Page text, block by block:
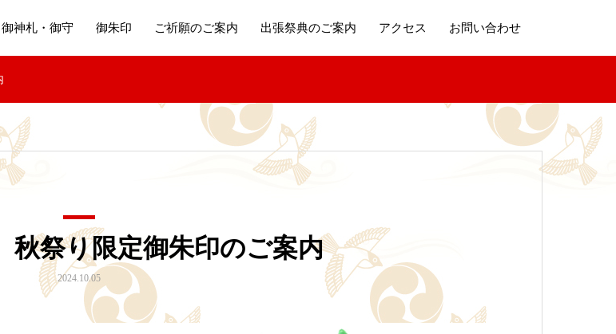
御神札・御守 御朱印 ご祈願のご案内 出張祭典のご案内 アクセス お問い合わせ
祭り限定御朱印のご案内
2024.10.05